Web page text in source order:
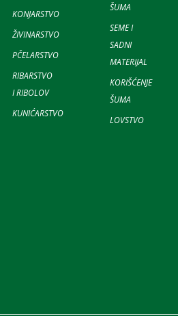
KONJARSTVO
ŽIVINARSTVO
PČELARSTVO
RIBARSTVO
I RIBOLOV
KUNIĆARSTVO
ŠUMA
SEME I
SADNI
MATERIJAL
KORIŠĆENJE
ŠUMA
LOVSTVO